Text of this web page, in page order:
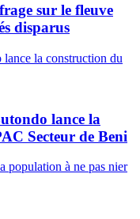
sur le fleuve
disparus
lance la
Secteur de Beni